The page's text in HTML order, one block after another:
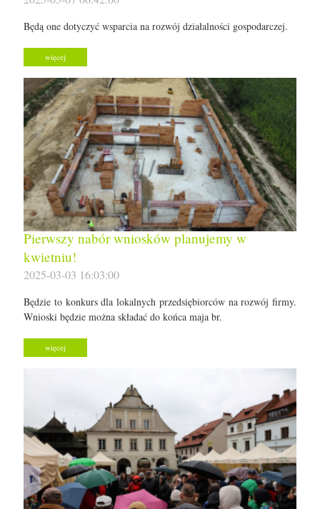
Będą one dotyczyć wsparcia na rozwój działalności gospodarczej.
więcej
Pierwszy nabór wniosków planujemy w
kwietniu!
2025-03-03 16:03:00
Będzie to konkurs dla lokalnych przedsiębiorców na rozwój firmy.
Wnioski będzie można składać do końca maja br.
więcej